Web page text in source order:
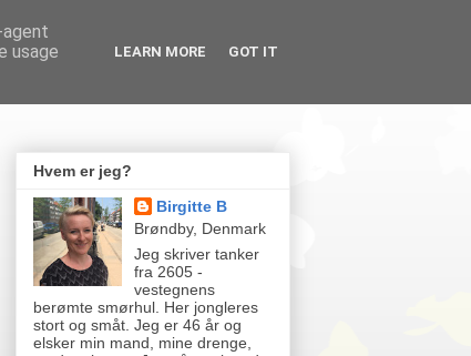
Hvem er jeg?
Birgitte B
Brøndby, Denmark
Jeg skriver tanker
fra 2605 -
vestegnens
berømte smørhul. Her jongleres
stort og småt. Jeg er 46 år og
elsker min mand, mine drenge,
usage
LEARN MORE GOT IT